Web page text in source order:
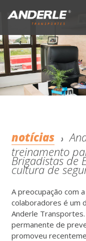
notícias
treinamento
Brigadistas de
cultura de
A preocupação com
colaboradores é um
Anderle
permanente de
promoveu